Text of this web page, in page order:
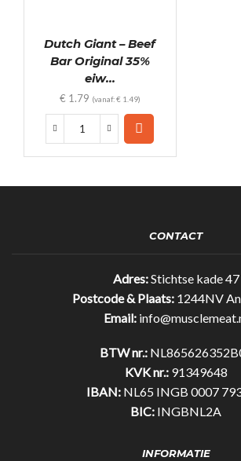
Dutch Giant – Beef
Bar Original 35%
eiw...
€ 1.79 (vanaf:€ 1.49)
Dutch
CONTACT
Adres:Stichtse kade 47
Postcode & Plaats: 1244NV
Email:
BTW nr.:
KVK nr.:91349648
IBAN:NL65 INGB 0007
BIC: INGBNL2A
INFORMATIE